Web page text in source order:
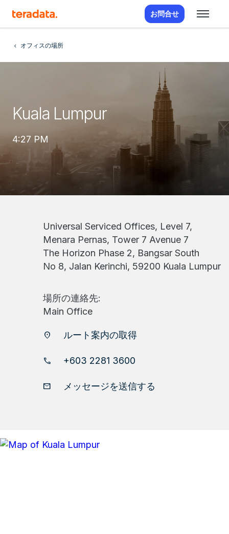
お問合せ
オフィスの場所
Kuala Lumpur
4:27 PM
Universal Serviced Offices, Level 7,
Menara Pernas, Tower 7 Avenue 7
The Horizon Phase 2, Bangsar South
No 8, Jalan Kerinchi, 59200 Kuala Lumpur
場所の連絡先:
Main Office
location_on ルート案内の取得
phone +603 2281 3600
email メッセージを送信する